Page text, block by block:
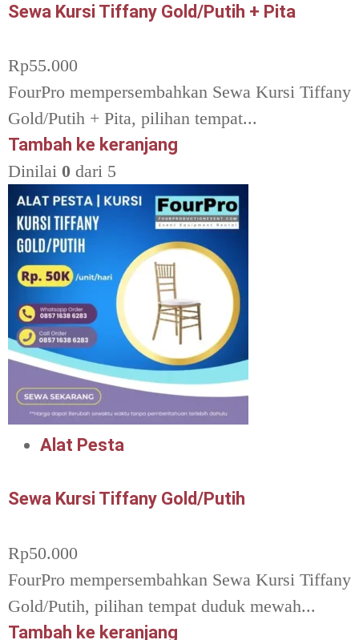
Sewa Kursi Tiffany Gold/Putih + Pita
Rp55.000
FourPro mempersembahkan Sewa Kursi Tiffany
Gold/Putih + Pita, pilihan tempat...
Tambah ke keranjang
Dinilai 0 dari 5
Alat Pesta
Sewa Kursi Tiffany Gold/Putih
Rp50.000
FourPro mempersembahkan Sewa Kursi Tiffany
Gold/Putih, pilihan tempat duduk mewah...
Tambah ke keranjang